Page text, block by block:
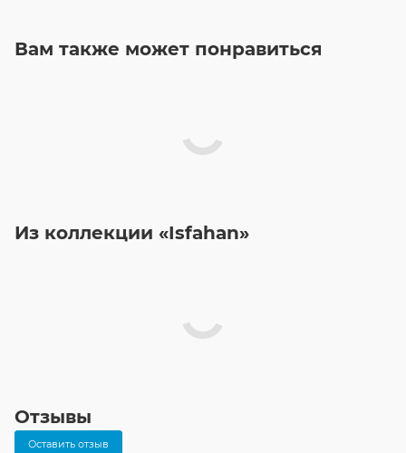
Вам также может понравиться
Из коллекции «Isfahan»
Отзывы
Оставить отзыв